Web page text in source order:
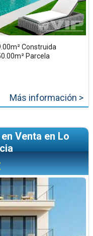
Construida
Parcela
Más información >
Venta en Lo